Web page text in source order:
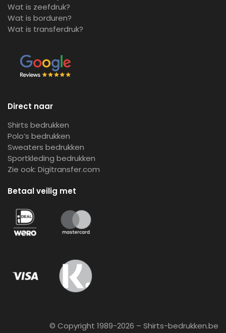
Wat is zeefdruk?
Wat is borduren?
Wat is transferdruk?
Direct naar
Shirts bedrukken
Polo’s bedrukken
Sweaters bedrukken
Sportkleding bedrukken
Zie ook: Digitransfer.com
Betaal veilig met
© Copyright 1989-2026 – Shirts-bedrukken.be